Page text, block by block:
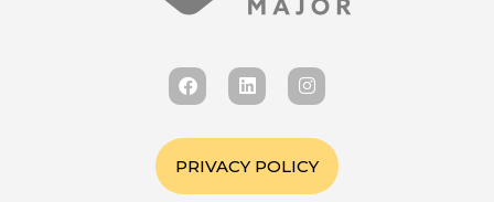
PRIVACY POLICY